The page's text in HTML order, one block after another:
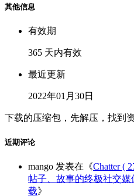
其他信息
有效期
365 天内有效
最近更新
2022年01月30日
下载的压缩包，先解压，找到
近期评论
mango 发表在《Chatter (
帖子、故事的终极社交媒
载》